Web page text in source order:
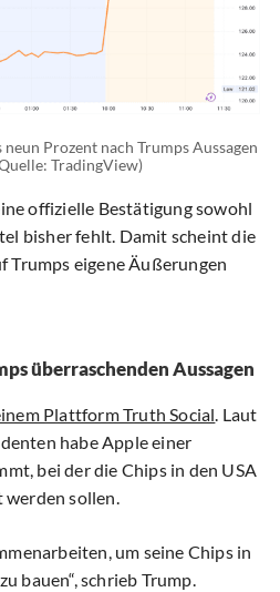
Prozent nach Trumps Aussagen
TradingView)
offizielle Bestätigung sowohl
bisher fehlt. Damit scheint die
Trumps eigene Äußerungen
überraschenden Aussagen
Plattform Truth Social. Laut
habe Apple einer
bei der die Chips in den USA
sollen.
um seine Chips in
bauen“, schrieb Trump.